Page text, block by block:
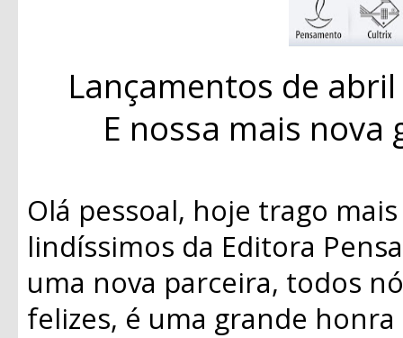
Lançamentos de
E nossa mais
Olá pessoal, hoje trago
lindíssimos da Editora
uma nova parceira, todos
felizes, é uma grande